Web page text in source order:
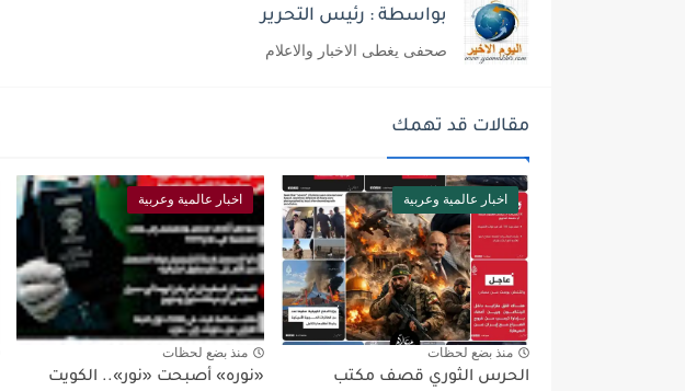
بواسطة : رئيس التحرير
صحفى يغطى الاخبار والاعلام
مقالات قد تهمك
اخبار عالمية وعربية
منذ بضع لحظات
الحرس الثوري قصف مكتب
اخبار عالمية وعربية
منذ بضع لحظات
«نوره» أصبحت «نور».. الكويت